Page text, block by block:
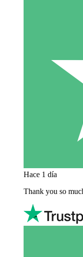
Hace 1 día
Thank you so